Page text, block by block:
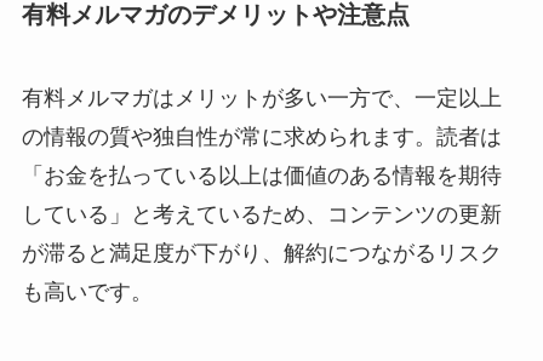
有料メルマガのデメリットや注意点
有料メルマガはメリットが多い一方で、一定以上
の情報の質や独自性が常に求められます。読者は
「お金を払っている以上は価値のある情報を期待
している」と考えているため、コンテンツの更新
が滞ると満足度が下がり、解約につながるリスク
も高いです。